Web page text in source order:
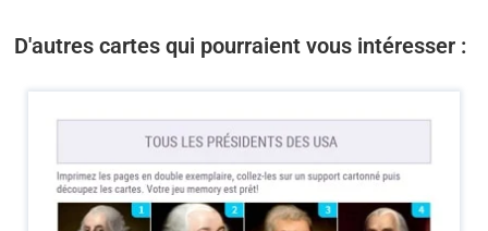
D'autres cartes qui pourraient vous intéresser :